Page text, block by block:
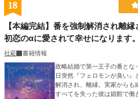
18
【本編完結】番を強制解消され離
初恋のαに愛されて幸せになります。
社菘
書籍情報
政略結婚で第一王子の番とな
日突然『フェロモンが臭い』
解消され、離縁。実家からも
すべてを失った彼は娼館で働